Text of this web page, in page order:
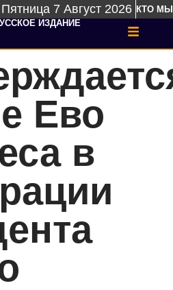
Пятница 7 Август 2026 КТО МЫ
ИЗДАНИЕ
Ево
в